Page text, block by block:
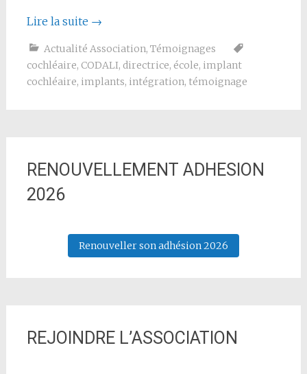
Lire la suite →
Actualité Association, Témoignages
cochléaire, CODALI, directrice, école, implant
cochléaire, implants, intégration, témoignage
RENOUVELLEMENT ADHESION
2026
Renouveller son adhésion 2026
REJOINDRE L’ASSOCIATION